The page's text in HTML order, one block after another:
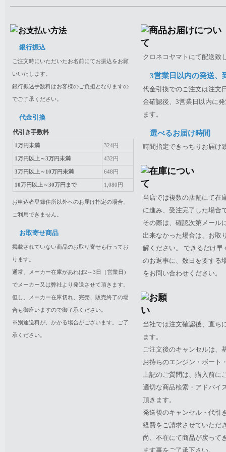
銀行振込
ご注文時にいただいたお名前にてお振込をお願
いいたします。
銀行振込手数料はお客様のご負担となりますの
でご了承ください。
代金引換
代引き手数料
1万円未満 324円
1万円以上～3万円未満 432円
3万円以上～10万円未満 648円
10万円以上～30万円まで 1,080円
お申込者登録住所以外へのお届け指定の場合、
ご利用できません。
お取寄せ商品
掲載されていない商品のお取り寄せも行ってお
ります。
通常、メーカー在庫があれば2～3日（営業日）
でメーカー又は弊社より発送させて頂きます。
但し、メーカー在庫切れ、完売、販売終了の場
合も御座いますので御了承ください。
※別途送料が、かかる場合がございます。ご了
承ください。
クロネコヤマトにて配送致
3営業日以内の発送、
代金引換でのご注文は注文
金確認後、3営業日以内に
ます。
選べるお届け時間
時間指定できっちりお届け
当店では複数の店舗にて在
に進み、受注完了した場合
その際は、確認次第メール
出来なかった場合は、お取
解ください。 できるだけ
のお返事に、数日を要する
をお問い合わせください。
当社では注文確認後、直ち
ます。
ご注文後のキャンセルは、
お持ちのエンジン・ボート
上記のご質問は、購入前に
適切な商品検索・アドバイ
頂きます。
発送後のキャンセル・代引
経費をご請求させていただ
尚、不在にて商品が戻って
ます事をご了承下さい。